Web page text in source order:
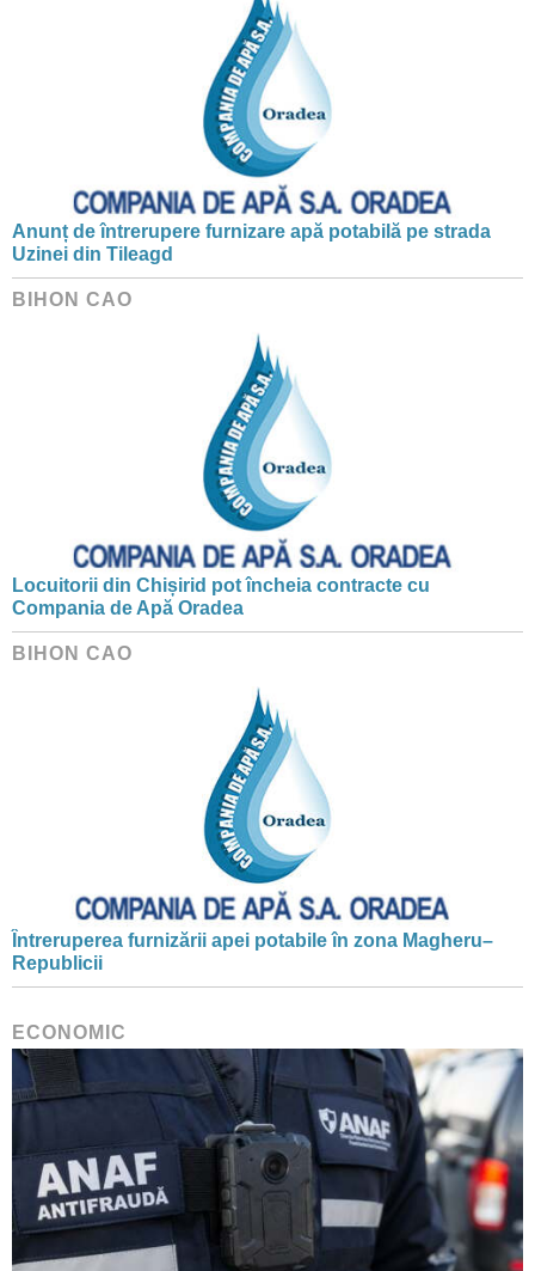
Anunț de întrerupere furnizare apă potabilă pe strada
Uzinei din Tileagd
BIHON CAO
Locuitorii din Chișirid pot încheia contracte cu
Compania de Apă Oradea
BIHON CAO
Întreruperea furnizării apei potabile în zona Magheru–
Republicii
ECONOMIC